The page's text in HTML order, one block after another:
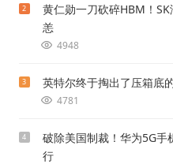
2
黄仁勋一刀砍碎HBM！
恙
4948
3 英特尔终于掏出了压箱底
4781
4
破除美国制裁！华为5G手
行